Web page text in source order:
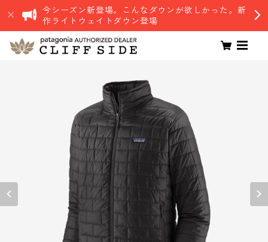
今シーズン新登場。こんなダウンが欲しかった。新
作ライトウェイトダウン登場